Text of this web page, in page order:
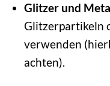
Glitzer und
Glitzerpartikeln
verwenden
achten).